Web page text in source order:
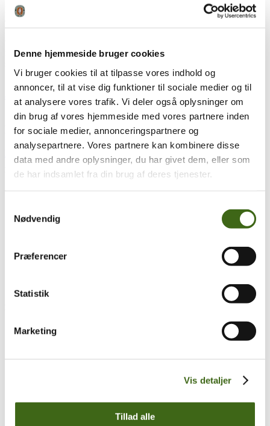
Denne hjemmeside bruger cookies
Vi bruger cookies til at tilpasse vores indhold og
annoncer, til at vise dig funktioner til sociale medier og til
at analysere vores trafik. Vi deler også oplysninger om
din brug af vores hjemmeside med vores partnere inden
for sociale medier, annonceringspartnere og
analysepartnere. Vores partnere kan kombinere disse
data med andre oplysninger, du har givet dem, eller som
de har indsamlet fra din brug af deres tjenester.
Nødvendig
Præferencer
Statistik
Marketing
Vis detaljer
Tillad alle
I den nye indstilling om det store hjortevildt lægges der op til bedre
efteruddannelse af buejægeren. Spørgsmålet om, hvad der kan
forbedre skydefærdighederne i jagtsituationer, er hermed åbent. Et af
monteret på Ethafoam med anatomiskive på bagsiden. Her ses
27. marts 2023
AfPeter Fogh Rasmussen Tips & tricks
anatomiskiver
træningstip Læs mere...
Følg os – vi er sociale
Facebook Youtube
KATEGORIER
Artikler(38)
Fra FADB
Nyhedsbreve
Tips & tricks
Lærebog
DGS og Buejægerweekend 2026
Vintage FADB reversnål